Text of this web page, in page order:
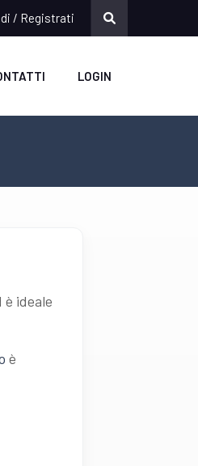
/ Registrati
LOGIN
ideale
è